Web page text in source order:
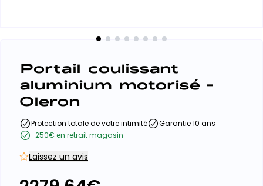
Portail coulissant
aluminium motorisé -
Oleron
Protection totale de votre intimité
Garantie 10 ans
-250€ en retrait magasin
Laissez un avis